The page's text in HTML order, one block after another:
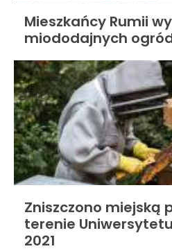
Mieszkańcy Rumii
miododajnych
Zniszczono miejską
terenie
2021